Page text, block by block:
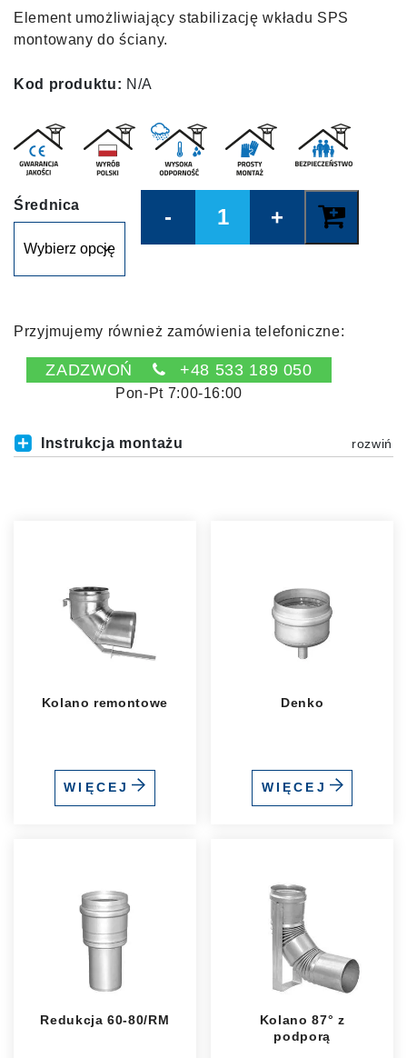
Element umożliwiający stabilizację wkładu SPS
montowany do ściany.
Kod produktu: N/A
Średnica
Przyjmujemy również zamówienia telefoniczne:
ZADZWOŃ +48 533 189 050
Pon-Pt 7:00-16:00
Instrukcja montażu
Kolano remontowe
WIĘCEJ
Denko
WIĘCEJ
Redukcja 60-80/RM
Kolano 87° z
podporą